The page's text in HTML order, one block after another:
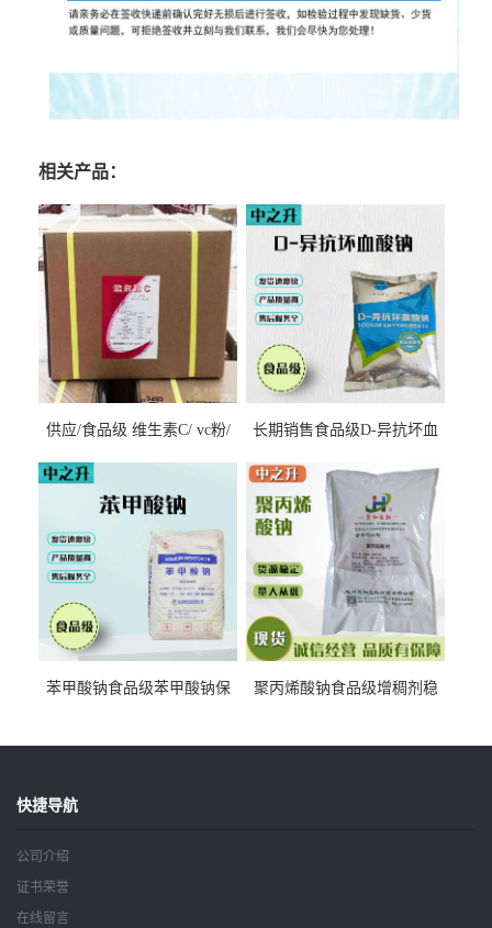
相关产品：
供应/食品级 维生素C/ vc粉/
长期销售食品级D-异抗坏血
苯甲酸钠食品级苯甲酸钠保
聚丙烯酸钠食品级增稠剂稳
快捷导航
公司介绍
证书荣誉
在线留言